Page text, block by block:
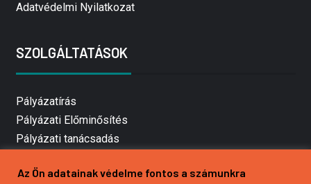
Adatvédelmi Nyilatkozat
SZOLGÁLTATÁSOK
Pályázatírás
Pályázati Előminősítés
Pályázati tanácsadás
Mezőgazdasági pályázatírás
Az Ön adatainak védelme fontos a számunkra